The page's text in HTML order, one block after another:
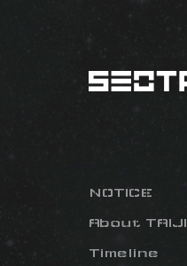
NOTICE
About TAIJI
Timeline